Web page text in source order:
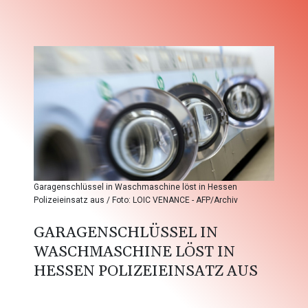
Garagenschlüssel in Waschmaschine löst in Hessen
Polizeieinsatz aus / Foto: LOIC VENANCE - AFP/Archiv
GARAGENSCHLÜSSEL IN
WASCHMASCHINE LÖST IN
HESSEN POLIZEIEINSATZ AUS